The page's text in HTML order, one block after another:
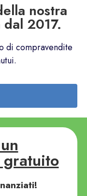
nostra
2017.
di compravendite
gratuito